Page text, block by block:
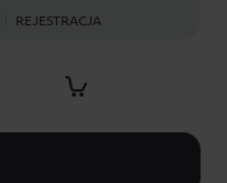
REJESTRACJA